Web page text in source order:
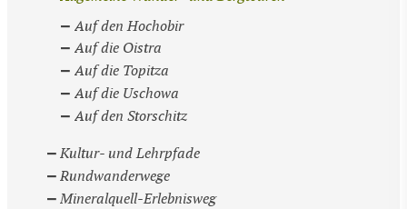
Auf den Hochobir
Auf die Oistra
Auf die Topitza
Auf die Uschowa
Auf den Storschitz
Kultur- und Lehrpfade
Rundwanderwege
Mineralquell-Erlebnisweg